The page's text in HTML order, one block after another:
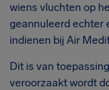
wiens vluchten op
geannuleerd echter
indienen bij Air
Dit is van
veroorzaakt wordt